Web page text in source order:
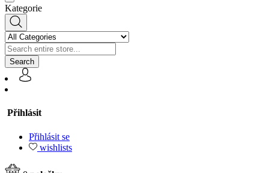
Kategorie
Search
Přihlásit
Přihlásit se
wishlists